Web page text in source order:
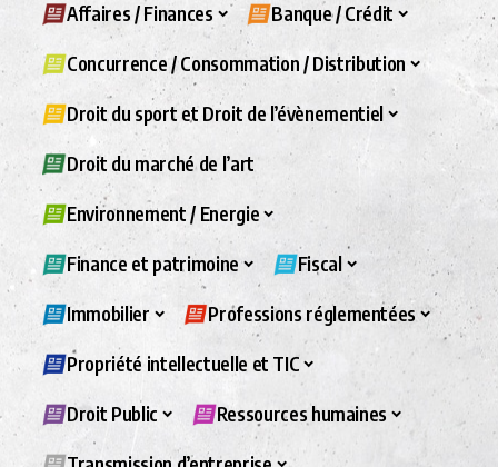
Affaires / Finances Banque / Crédit
Concurrence / Consommation / Distribution
Droit du sport et Droit de l’évènementiel
Droit du marché de l’art
Environnement / Energie
Finance et patrimoine Fiscal
Immobilier Professions réglementées
Propriété intellectuelle et TIC
Droit Public Ressources humaines